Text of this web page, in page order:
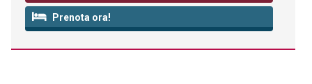
Prenota ora!